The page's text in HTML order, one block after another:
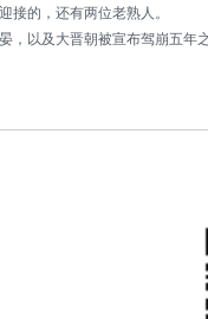
接的，还有两位老熟人。
，以及大晋朝被宣布驾崩五年
无心帝王之术，他是一个恋爱
着坐上皇位，不得不肩负起一